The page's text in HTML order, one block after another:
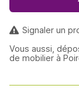
Signaler un
Vous aussi,
de mobilier à